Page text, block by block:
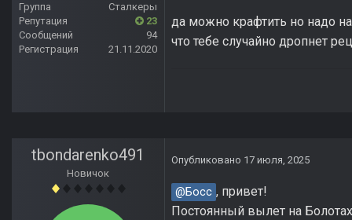
Группа
Сталкеры
Репутация
23
Сообщений
94
Регистрация
21.11.2020
да можно крафтить но надо
что тебе случайно дропнет
tbondarenko491
Новичок
Опубликовано 17 июля, 2025
@Босс , привет!
Постоянный вылет на